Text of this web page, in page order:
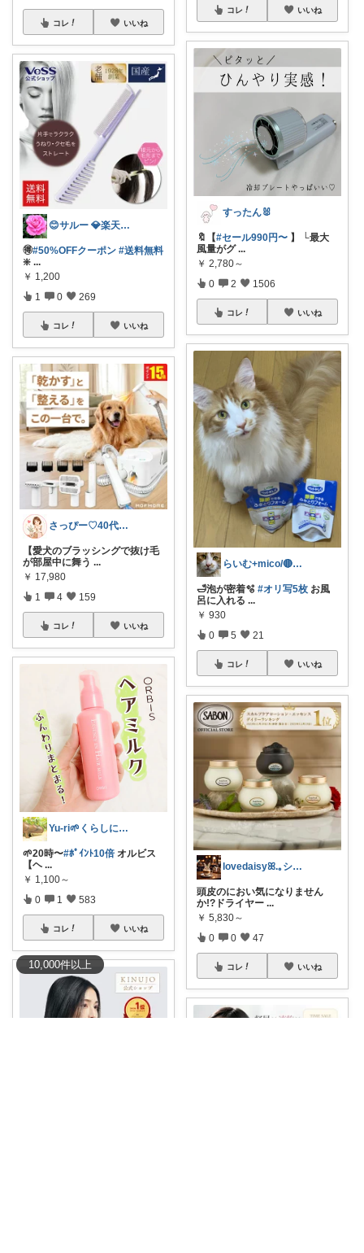
10,000件以上
コレ いいね
😊サルー 💎楽天ダイヤモンド会員✨
🉐#50%OFFクーポン #送料無料
❇️ ...
￥ 1,200
1 0 269
コレ いいね
さっぴー♡40代主婦・楽天おすすめ品紹介
【愛犬のブラッシングで抜け毛
が部屋中に舞う ...
￥ 17,980
1 4 159
コレ いいね
Yu-ri🌱くらしに役立つアイテム
🌱20時〜#ﾎﾟｲﾝﾄ10倍 オルビス
【ヘ ...
￥ 1,100～
0 1 583
コレ いいね
コレ いいね
すったん🐰
🔖【#セール990円〜 】 └最大
風量がグ ...
￥ 2,780～
0 2 1506
コレ いいね
らいむ+mico/🔴元気玉送るよ😸
🛁泡が密着🫧 #オリ写5枚 お風
呂に入れる ...
￥ 930
0 5 21
コレ いいね
lovedaisyꕤ.｡シンママライフ
頭皮のにおい気になりません
か!?ドライヤー ...
￥ 5,830～
0 0 47
コレ いいね